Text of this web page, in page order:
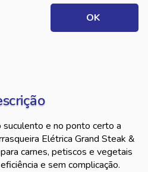
suculento e no ponto certo a
Elétrica Grand Steak &
carnes, petiscos e vegetais
e sem complicação.